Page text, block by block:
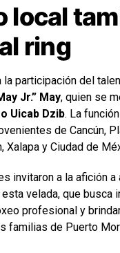
local
ring
la participación del
Jr.” May, quien se
Uicab Dzib. La
de Cancún,
Xalapa y Ciudad de
invitaron a la afición
velada, que busca
profesional y
familias de Puerto